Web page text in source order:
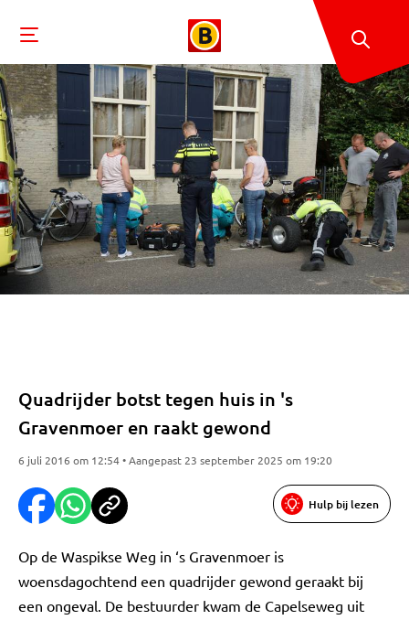
Quadrijder botst tegen huis in 's
Gravenmoer en raakt gewond
6 juli 2016 om 12:54 • Aangepast 23 september 2025 om 19:20
Hulp bij lezen
Op de Waspikse Weg in ‘s Gravenmoer is
woensdagochtend een quadrijder gewond geraakt bij
een ongeval. De bestuurder kwam de Capelseweg uit